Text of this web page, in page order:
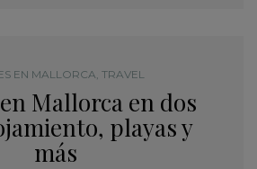
EN MALLORCA TRAVEL
Mallorca en dos
playas y
más